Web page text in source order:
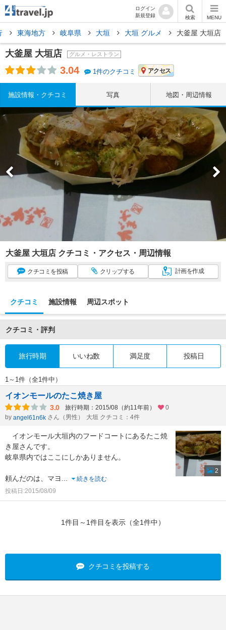
ログイン
新規登録
検索 MENU
東海地方 岐阜県 大垣 大垣 グルメ 大釜屋 大垣店
大釜屋 大垣店 グルメ・レストラン
3.04 1件のクチコミ アクセス
施設情報・クチコミ 写真 地図・周辺情報
大釜屋 大垣店 クチコミ・アクセス・周辺情報
クチコミ を投稿 クリップする 計画を作成
クチコミ 施設情報 周辺スポット
クチコミ・評判
旅行時期 いいね数 満足度 投稿日
1～1件（全1件中）
イオンモールのたこ焼き屋
3.0 旅行時期：2015/08（約11年前）
0
by angel61n6k さん（男性） 大垣 クチコミ：4件
イオンモール大垣内のフードコートにあるたこ焼
き屋さんです。
岐阜県内ではここにしかありません。
頼んだのは、マヨ...
続きを読む
投稿日:2015/08/09
2
1件目～1件目を表示（全1件中）
クチコミを投稿する